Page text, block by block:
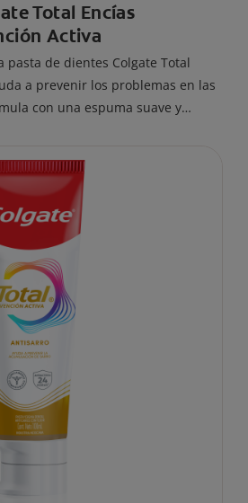
Total Encías
Activa
pasta de dientes Colgate Total
a prevenir los problemas en las
con una espuma suave y